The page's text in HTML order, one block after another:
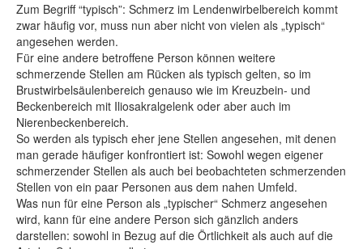
Zum Begriff “typisch”: Schmerz im Lendenwirbelbereich kommt
zwar häufig vor, muss nun aber nicht von vielen als „typisch“
angesehen werden.
Für eine andere betroffene Person können weitere
schmerzende Stellen am Rücken als typisch gelten, so im
Brustwirbelsäulenbereich genauso wie im Kreuzbein- und
Beckenbereich mit Iliosakralgelenk oder aber auch im
Nierenbeckenbereich.
So werden als typisch eher jene Stellen angesehen, mit denen
man gerade häufiger konfrontiert ist: Sowohl wegen eigener
schmerzender Stellen als auch bei beobachteten schmerzenden
Stellen von ein paar Personen aus dem nahen Umfeld.
Was nun für eine Person als „typischer“ Schmerz angesehen
wird, kann für eine andere Person sich gänzlich anders
darstellen: sowohl in Bezug auf die Örtlichkeit als auch auf die